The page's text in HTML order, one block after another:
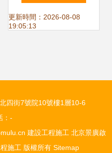
方案
更新時間：2026-08-08
19:05:13
四街7號院10號樓1層10-6
：-
建設工程施工 北京景廣啟
施工 版權所有 Sitemap